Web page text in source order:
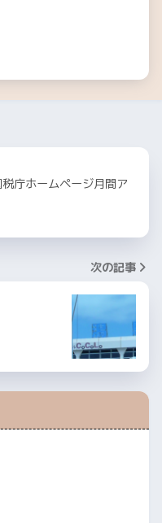
庁ホームページ月間ア
次の記事